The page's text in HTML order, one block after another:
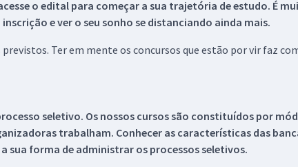
o edital para começar a sua trajetória de estudo. É
e ver o seu sonho se distanciando ainda mais.
Ter em mente os concursos que estão por vir faz
seletivo. Os nossos cursos são constituídos por
trabalham. Conhecer as características das
forma de administrar os processos seletivos.